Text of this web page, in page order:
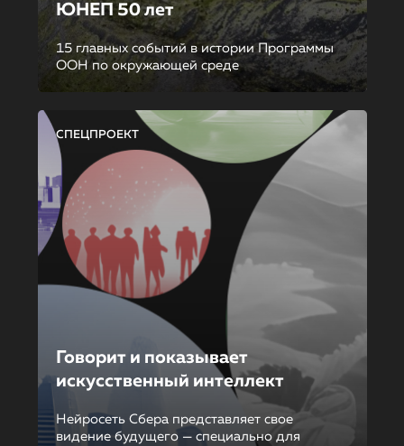
ЮНЕП 50 лет
15 главных событий в истории Программы
ООН по окружающей среде
СПЕЦПРОЕКТ
Говорит и показывает
искусственный интеллект
Нейросеть Сбера представляет свое
видение будущего — специально для